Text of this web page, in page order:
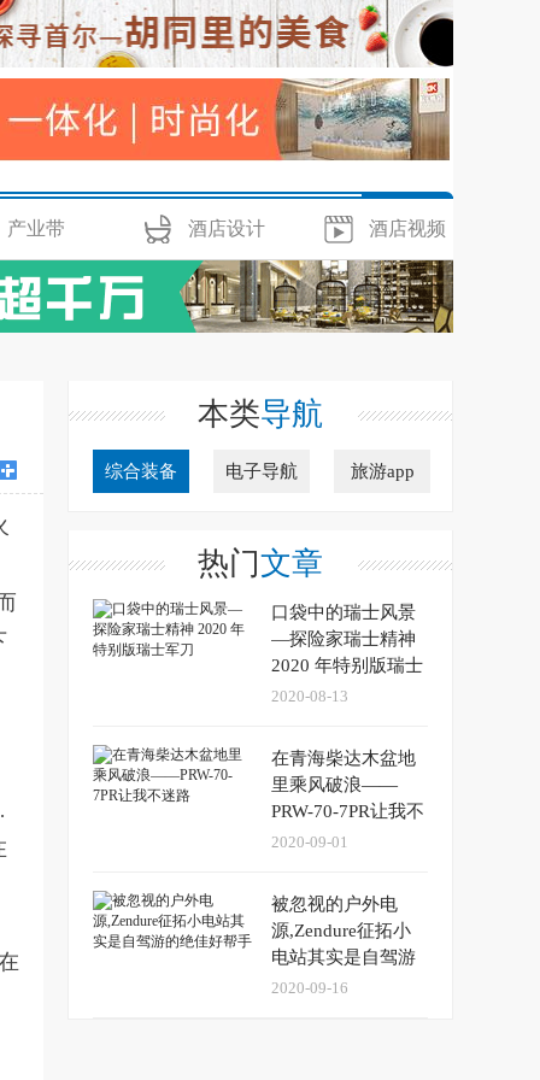
产业带 酒店设计 酒店视频
本类导航
综合装备 电子导航 旅游app
热门文章
口袋中的瑞士风景
—探险家瑞士精神
2020 年特别版瑞士
军刀
2020-08-13
在青海柴达木盆地
里乘风破浪——
PRW-70-7PR让我不
迷路
2020-09-01
被忽视的户外电
源,Zendure征拓小
电站其实是自驾游
的绝佳好帮手
2020-09-16